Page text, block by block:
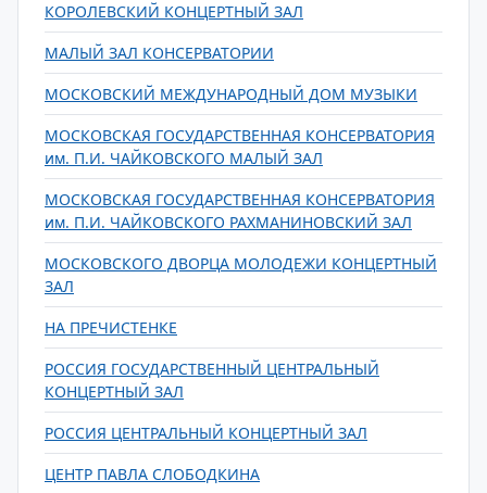
КОРОЛЕВСКИЙ КОНЦЕРТНЫЙ ЗАЛ
МАЛЫЙ ЗАЛ КОНСЕРВАТОРИИ
МОСКОВСКИЙ МЕЖДУНАРОДНЫЙ ДОМ МУЗЫКИ
МОСКОВСКАЯ ГОСУДАРСТВЕННАЯ КОНСЕРВАТОРИЯ
им. П.И. ЧАЙКОВСКОГО МАЛЫЙ ЗАЛ
МОСКОВСКАЯ ГОСУДАРСТВЕННАЯ КОНСЕРВАТОРИЯ
им. П.И. ЧАЙКОВСКОГО РАХМАНИНОВСКИЙ ЗАЛ
МОСКОВСКОГО ДВОРЦА МОЛОДЕЖИ КОНЦЕРТНЫЙ
ЗАЛ
НА ПРЕЧИСТЕНКЕ
РОССИЯ ГОСУДАРСТВЕННЫЙ ЦЕНТРАЛЬНЫЙ
КОНЦЕРТНЫЙ ЗАЛ
РОССИЯ ЦЕНТРАЛЬНЫЙ КОНЦЕРТНЫЙ ЗАЛ
ЦЕНТР ПАВЛА СЛОБОДКИНА